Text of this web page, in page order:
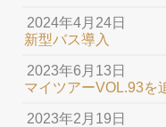
2024年4月24日
新型バス導入
2023年6月13日
マイツアーVOL.93を
2023年2月19日